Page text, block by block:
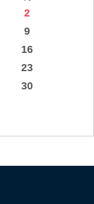
2
9
16
23
30